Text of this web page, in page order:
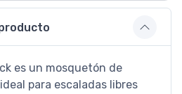
es un mosquetón de
para escaladas libres